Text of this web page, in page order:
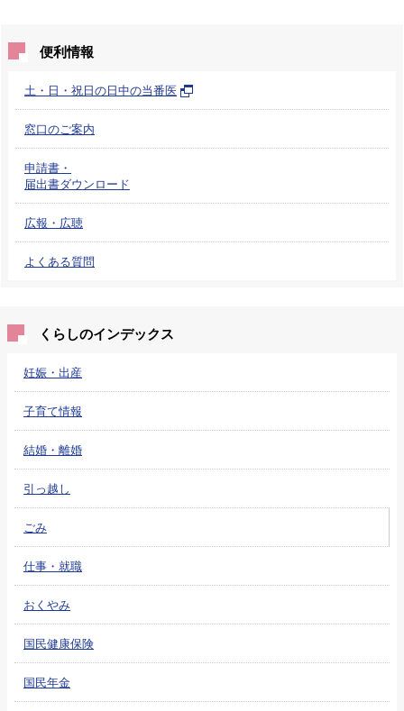
便利情報
土・日・祝日の日中の当番医
窓口のご案内
申請書・
届出書ダウンロード
広報・広聴
よくある質問
くらしのインデックス
妊娠・出産
子育て情報
結婚・離婚
引っ越し
ごみ
仕事・就職
おくやみ
国民健康保険
国民年金